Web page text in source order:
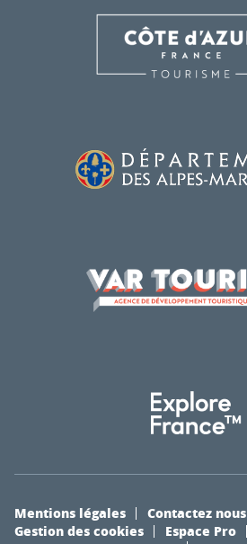
Mentions légales
Contactez nous
Gestion des cookies
Espace Pro